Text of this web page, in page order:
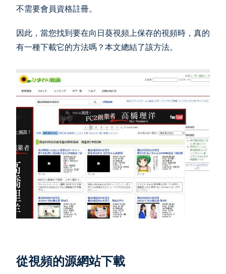
不需要會員資格註冊。
因此，當您找到要在向日葵視頻上保存的視頻時，真的
有一種下載它的方法嗎？本文總結了該方法。
從視頻的源網站下載